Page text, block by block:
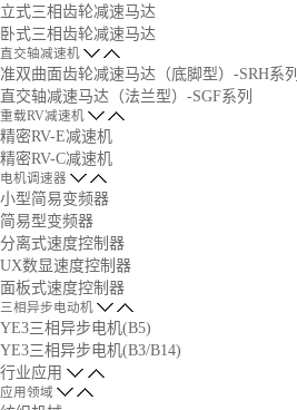
立式三相齿轮减速马达
卧式三相齿轮减速马达
直交轴减速机
准双曲面齿轮减速马达（底脚型）-SRH系列
直交轴减速马达（法兰型）-SGF系列
重载RV减速机
精密RV-E减速机
精密RV-C减速机
电机调速器
小型简易变频器
简易型变频器
分离式速度控制器
UX数显速度控制器
面板式速度控制器
三相异步电动机
YE3三相异步电机(B5)
YE3三相异步电机(B3/B14)
行业应用
应用领域